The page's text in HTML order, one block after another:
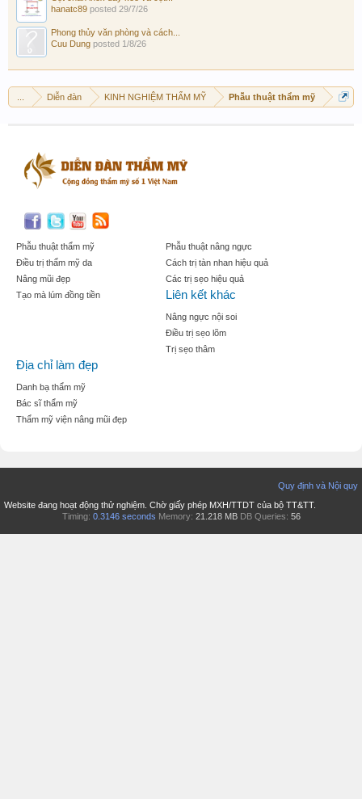
hanatc89 posted 29/7/26
Phong thủy văn phòng và cách...
Cuu Dung posted 1/8/26
Diễn đàn KINH NGHIỆM THẨM MỸ Phẫu thuật thẩm mỹ
Phẫu thuật thẩm mỹ
Điều trị thẩm mỹ da
Nâng mũi đẹp
Tạo mà lúm đồng tiền
Phẫu thuật nâng ngực
Cách trị tàn nhan hiệu quả
Các trị sẹo hiệu quả
Liên kết khác
Nâng ngực nội soi
Điều trị sẹo lõm
Trị sẹo thâm
Địa chỉ làm đẹp
Danh bạ thẩm mỹ
Bác sĩ thẩm mỹ
Thẩm mỹ viện nâng mũi đẹp
Quy định và Nội quy
Website đang hoạt động thử nghiệm. Chờ giấy phép MXH/TTDT của bộ TT&TT.
Timing: 0.3146 seconds Memory: 21.218 MB DB Queries: 56